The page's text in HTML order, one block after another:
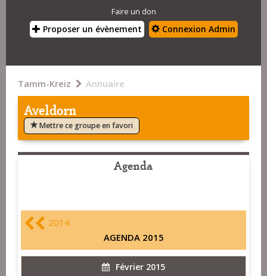
Faire un don
Proposer un évènement Connexion Admin
Tamm-Kreiz Annuaire
Aveldorn
Mettre ce groupe en favori
Agenda
2014
AGENDA 2015
Février 2015